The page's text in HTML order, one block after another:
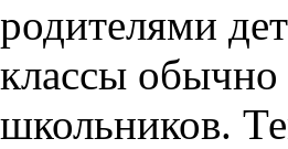
родителями
классы
школьников.